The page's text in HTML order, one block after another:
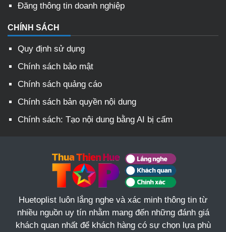
Đăng thông tin doanh nghiệp
CHÍNH SÁCH
Quy định sử dụng
Chính sách bảo mật
Chính sách quảng cáo
Chính sách bản quyền nội dung
Chính sách: Tạo nội dung bằng AI bị cấm
Huetoplist luôn lắng nghe và xác minh thông tin từ
nhiều nguồn uy tín nhằm mang đến những đánh giá
khách quan nhất để khách hàng có sự chọn lựa phù